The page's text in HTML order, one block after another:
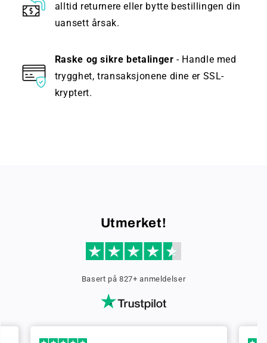
alltid returnere eller bytte bestillingen din
uansett årsak.
Raske og sikre betalinger - Handle med
trygghet, transaksjonene dine er SSL-
kryptert.
Utmerket!
Basert på 827+ anmeldelser